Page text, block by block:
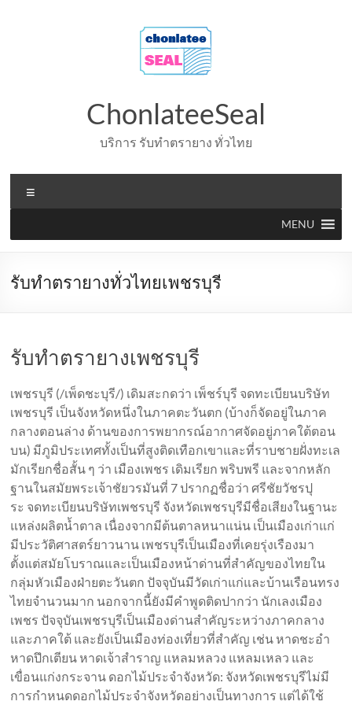
ChonlateeSeal
บริการ รับทำตรายาง ทั่วไทย
MENU
รับทำตรายางทั่วไทยเพชรบุรี
รับทำตรายางเพชรบุรี
เพชรบุรี (/เพ็ดชะบุรี/) เดิมสะกดว่า เพ็ชร์บุรี จดทะเบียนบริษัท
เพชรบุรี เป็นจังหวัดหนึ่งในภาคตะวันตก (บ้างก็จัดอยู่ในภาค
กลางตอนล่าง ด้านของการพยากรณ์อากาศจัดอยู่ภาคใต้ตอน
บน) มีภูมิประเทศทั้งเป็นที่สูงติดเทือกเขาและที่ราบชายฝั่งทะเล
มักเรียกชื่อสั้น ๆ ว่า เมืองเพชร เดิมเรียก พริบพรี และจากหลัก
ฐานในสมัยพระเจ้าชัยวรมันที่ 7 ปรากฏชื่อว่า ศรีชัยวัชรปุ
ระ จดทะเบียนบริษัทเพชรบุรี จังหวัดเพชรบุรีมีชื่อเสียงในฐานะ
แหล่งผลิตน้ำตาล เนื่องจากมีต้นตาลหนาแน่น เป็นเมืองเก่าแก่
มีประวัติศาสตร์ยาวนาน เพชรบุรีเป็นเมืองที่เคยรุ่งเรืองมา
ตั้งแต่สมัยโบราณและเป็นเมืองหน้าด่านที่สำคัญของไทยใน
กลุ่มหัวเมืองฝ่ายตะวันตก ปัจจุบันมีวัดเก่าแก่และบ้านเรือนทรง
ไทยจำนวนมาก นอกจากนี้ยังมีคำพูดติดปากว่า นักเลงเมือง
เพชร ปัจจุบันเพชรบุรีเป็นเมืองด่านสำคัญระหว่างภาคกลาง
และภาคใต้ และยังเป็นเมืองท่องเที่ยวที่สำคัญ เช่น หาดชะอำ
หาดปึกเตียน หาดเจ้าสำราญ แหลมหลวง แหลมเหลว และ
เขื่อนแก่งกระจาน ดอกไม้ประจำจังหวัด: จังหวัดเพชรบุรีไม่มี
การกำหนดดอกไม้ประจำจังหวัดอย่างเป็นทางการ แต่ได้ใช้